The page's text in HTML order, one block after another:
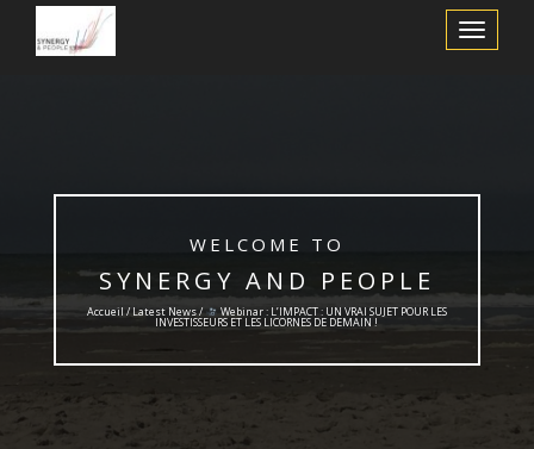
Afficher/
la
WELCOME TO
SYNERGY AND PEOPLE
Accueil /Latest News/ Webinar : L’IMPACT : UN VRAI SUJET POUR LES
INVESTISSEURS ET LES LICORNES DE DEMAIN !